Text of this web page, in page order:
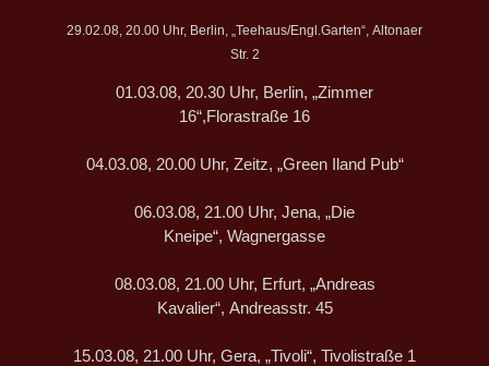
29.02.08, 20.00 Uhr, Berlin, „Teehaus/Engl.Garten“, Altonaer
Str. 2
01.03.08, 20.30 Uhr, Berlin, „Zimmer
16“,Florastraße 16
04.03.08, 20.00 Uhr, Zeitz, „Green Iland Pub“
06.03.08, 21.00 Uhr, Jena, „Die
Kneipe“, Wagnergasse
08.03.08, 21.00 Uhr, Erfurt, „Andreas
Kavalier“, Andreasstr. 45
15.03.08, 21.00 Uhr, Gera, „Tivoli“, Tivolistraße 1